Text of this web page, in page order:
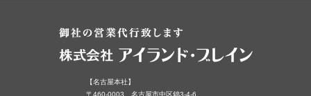
【名古屋本社】
〒460-0003 名古屋市中区錦3-4-6